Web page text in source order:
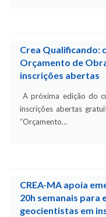
Crea Qualificando:
Orçamento de
inscrições abertas
A próxima edição do
inscrições abertas
“Orçamento…
CREA-MA apoia
20h semanais para
geocientistas em